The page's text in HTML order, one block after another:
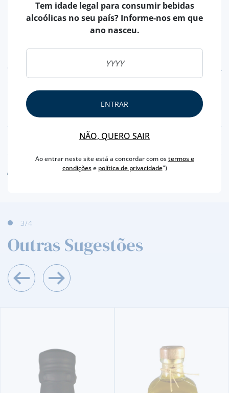
PRODUTOR
PESO LÍQUIDO
NUTRICIONAL & ALERGÉNIOS
AVISO ALERGÉNEO
3/4
Outras Sugestões
Tem idade legal para consumir bebidas
alcoólicas no seu país? Informe-nos em que
ano nasceu.
ENTRAR
NÃO, QUERO SAIR
Ao entrar neste site está a concordar com ostermos e
condiçõese política de privacidade")